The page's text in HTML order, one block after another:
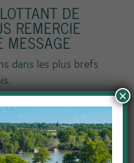
DE
REMERCIE
MESSAGE
dans les plus brefs
SUR LES
×